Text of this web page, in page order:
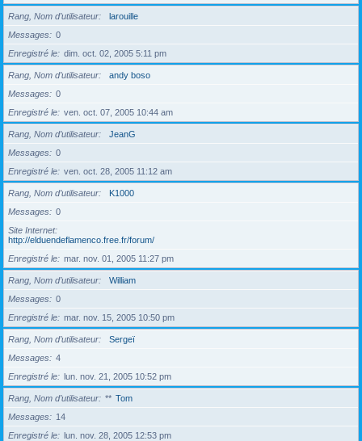
Rang, Nom d’utilisateur
larouille
Messages
0
Enregistré le
dim. oct. 02, 2005 5:11 pm
Rang, Nom d’utilisateur
andy boso
Messages
0
Enregistré le
ven. oct. 07, 2005 10:44 am
Rang, Nom d’utilisateur
JeanG
Messages
0
Enregistré le
ven. oct. 28, 2005 11:12 am
Rang, Nom d’utilisateur
K1000
Messages
0
Site Internet
http://elduendeflamenco.free.fr/forum/
Enregistré le
mar. nov. 01, 2005 11:27 pm
Rang, Nom d’utilisateur
William
Messages
0
Enregistré le
mar. nov. 15, 2005 10:50 pm
Rang, Nom d’utilisateur
Sergeï
Messages
4
Enregistré le
lun. nov. 21, 2005 10:52 pm
Rang, Nom d’utilisateur ** Tom
Messages
14
Enregistré le
lun. nov. 28, 2005 12:53 pm